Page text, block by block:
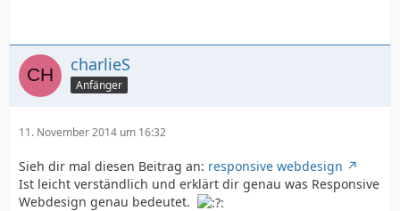
charlieS
Anfänger
11. November 2014 um 16:32
Sieh dir mal diesen Beitrag an: responsive webdesign
Ist leicht verständlich und erklärt dir genau was Responsive
Webdesign genau bedeutet.